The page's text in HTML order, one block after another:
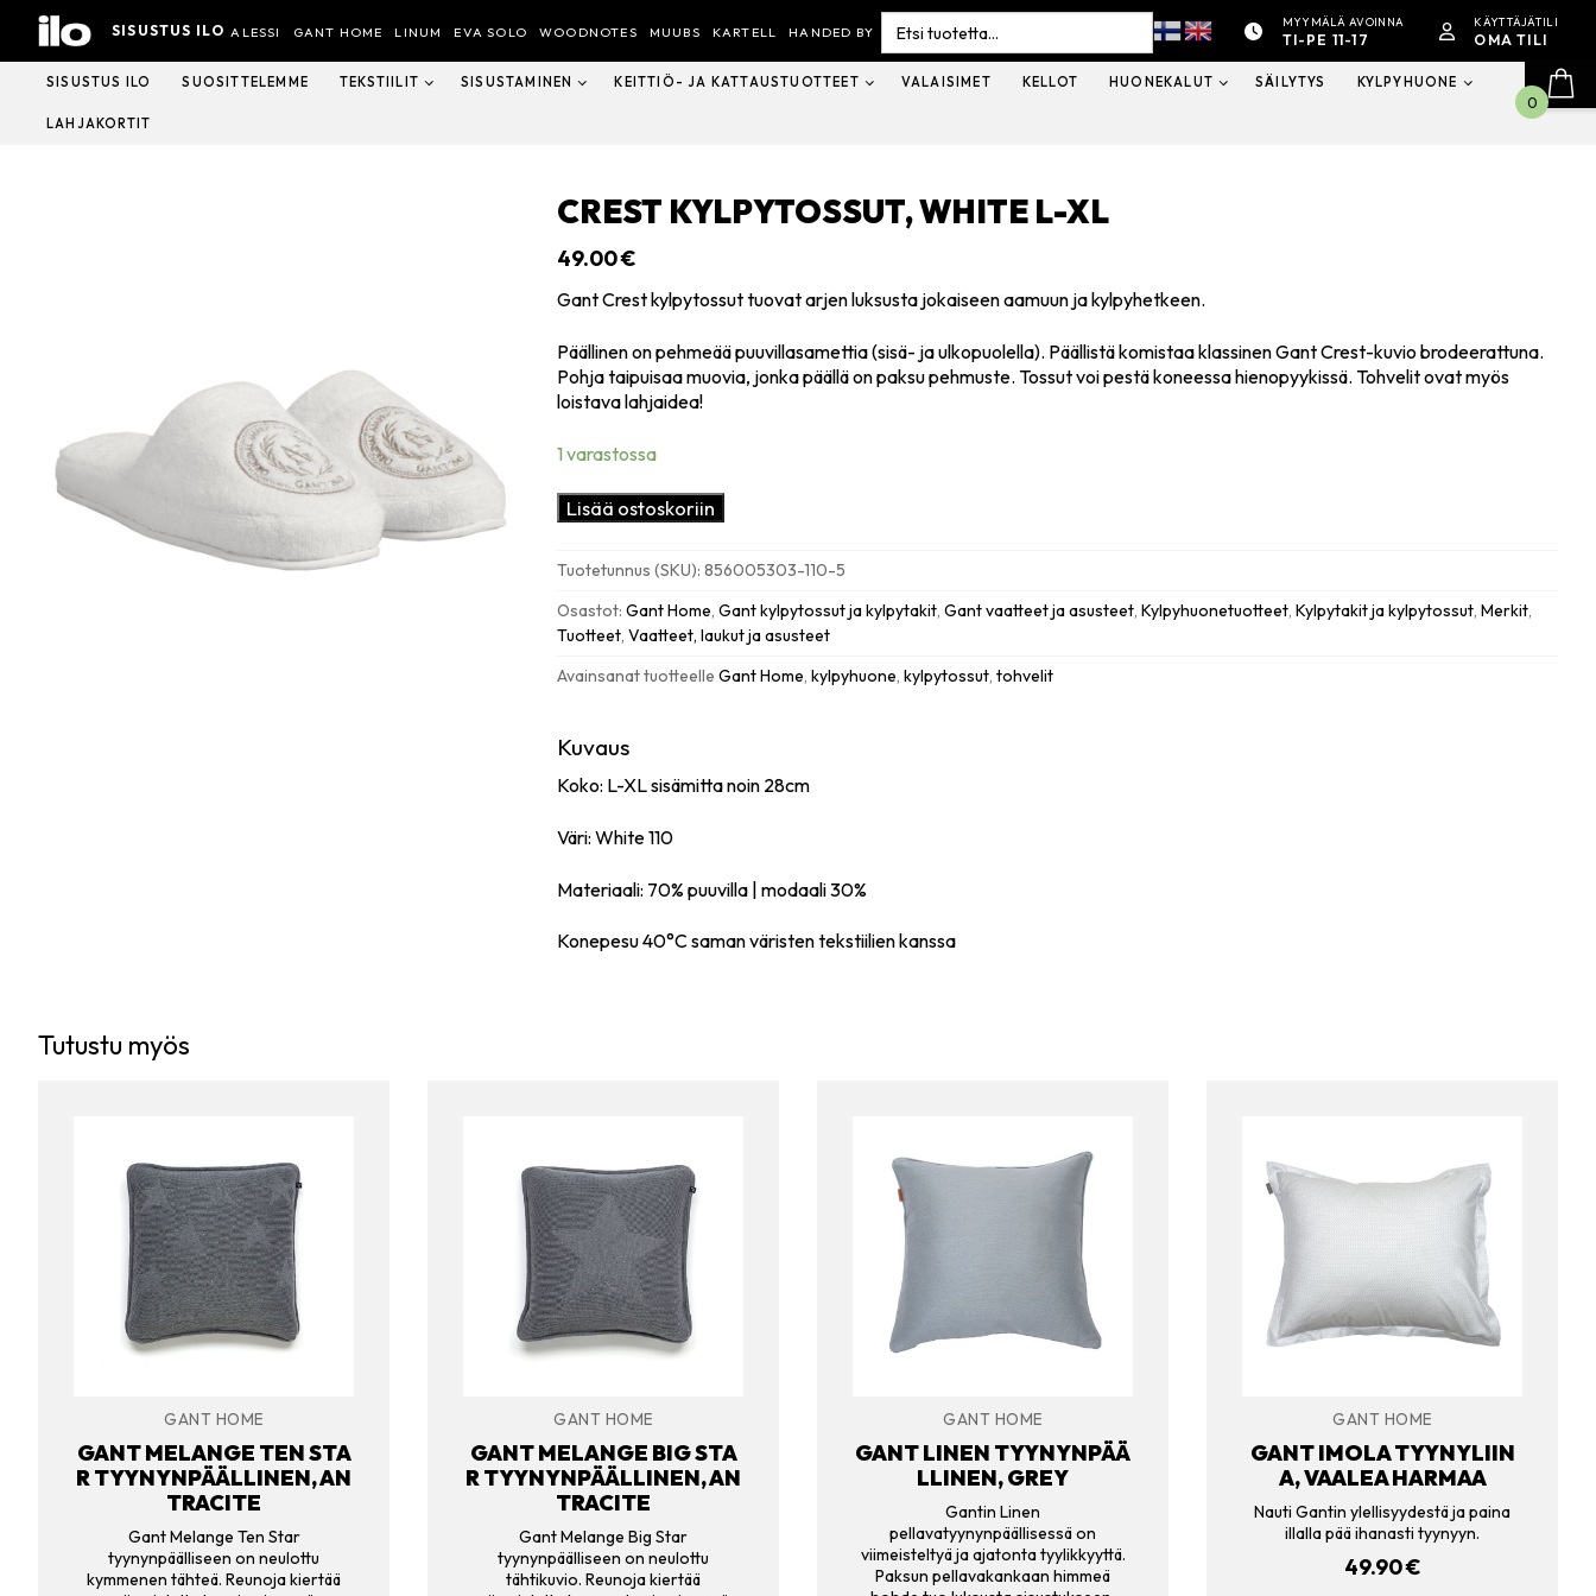
Hyppää
sisältöön
SISUSTUS ILO ALESSI GANT HOME LINUM EVA SOLO WOODNOTES MUUBS KARTELL HANDED BY
Search
for:
MYYMÄLÄ AVOINNA
TI-PE 11-17
KÄYTTÄJÄTILI
OMA TILI
SISUSTUS ILO SUOSITTELEMME TEKSTIILIT SISUSTAMINEN KEITTIÖ- JA KATTAUSTUOTTEET VALAISIMET KELLOT HUONEKALUT SÄILYTYS KYLPYHUONE
LAHJAKORTIT
CREST KYLPYTOSSUT, WHITE L-XL
49.00€
Gant Crest kylpytossut tuovat arjen luksusta jokaiseen aamuun ja kylpyhetkeen.
Päällinen on pehmeää puuvillasamettia (sisä- ja ulkopuolella). Päällistä komistaa klassinen Gant Crest-kuvio brodeerattuna.
Pohja taipuisaa muovia, jonka päällä on paksu pehmuste. Tossut voi pestä koneessa hienopyykissä. Tohvelit ovat myös
loistava lahjaidea!
1 varastossa
Crest
kylpytossut,
L-
XL
määrä
Lisää ostoskoriin
Tuotetunnus (SKU):856005303-110-5
Osastot:Gant Home,Gant kylpytossut ja kylpytakit,Gant vaatteet ja asusteet,Kylpyhuonetuotteet,Kylpytakit ja kylpytossut,Merkit,
Tuotteet,Vaatteet, laukut ja asusteet
Avainsanat tuotteelleGant Home,kylpyhuone,kylpytossut,tohvelit
Kuvaus
Koko: L-XL sisämitta noin 28cm
Väri: White 110
Materiaali: 70% puuvilla | modaali 30%
Konepesu 40°C saman väristen tekstiilien kanssa
Tutustu myös
GANT HOME
GANT MELANGE TEN STA
R TYYNYNPÄÄLLINEN, AN
TRACITE
Gant Melange Ten Star
tyynynpäälliseen on neulottu
kymmenen tähteä. Reunoja kiertää
GANT HOME
GANT MELANGE BIG STA
R TYYNYNPÄÄLLINEN, AN
TRACITE
Gant Melange Big Star
tyynynpäälliseen on neulottu
tähtikuvio. Reunoja kiertää
GANT HOME
GANT LINEN TYYNYNPÄÄ
LLINEN, GREY
Gantin Linen
pellavatyynynpäällisessä on
viimeisteltyä ja ajatonta tyylikkyyttä.
Paksun pellavakankaan himmeä
GANT HOME
GANT IMOLA TYYNYLIIN
A, VAALEA HARMAA
Nauti Gantin ylellisyydestä ja paina
illalla pää ihanasti tyynyyn.
49.90€
0